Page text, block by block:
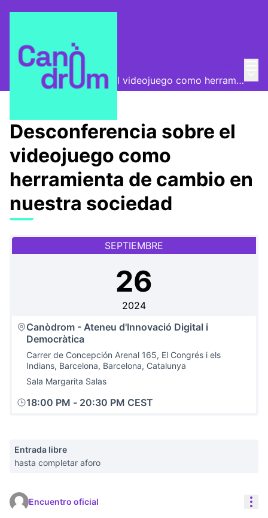
Canòdrom Abierto
Desconferencia sobre el videojuego como herramienta de cambio en nuestra sociedad
Desconferencia sobre el
videojuego como
herramienta de cambio en
nuestra sociedad
SEPTIEMBRE
26
2024
Canòdrom - Ateneu d'Innovació Digital i
Democràtica
Carrer de Concepción Arenal 165, El Congrés i els
Indians, Barcelona, Barcelona, Catalunya
Sala Margarita Salas
18:00 PM - 20:30 PM CEST
Entrada libre
hasta completar aforo
Encuentro oficial